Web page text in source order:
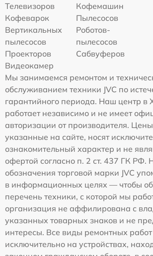
Телевизоров
Кофемашин
Кофеварок
Пылесосов
Вертикальных
пылесосов
Роботов-
пылесосов
Проекторов
Сабвуферов
Видеокамер
Мы занимаемся ремонтом и
обслуживанием техники JVC по
гарантийного периода. Наш центр в
работает независимо и не имеет
авторизации от производителя.
указанные на сайте, носят
ознакомительный характер и не
офертой согласно п. 2 ст. 437 ГК РФ.
обозначения торговой марки JVC
в информационных целях — чтобы
перечень техники, с которой мы
организация не аффилирована с
указанных товарных знаков и не
интересы. Все виды ремонтных
исключительно на устройствах,